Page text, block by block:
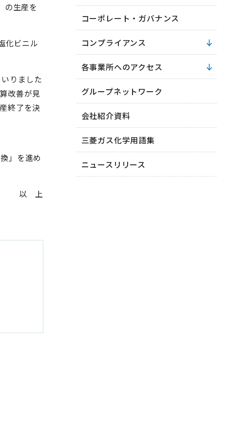
の生産を
化ビニル
りました
改善が見
終了を決
」を進め
以 上
コーポレート・ガバナンス
コンプライアンス
各事業所へのアクセス
グループネットワーク
会社紹介資料
三菱ガス化学用語集
ニュースリリース